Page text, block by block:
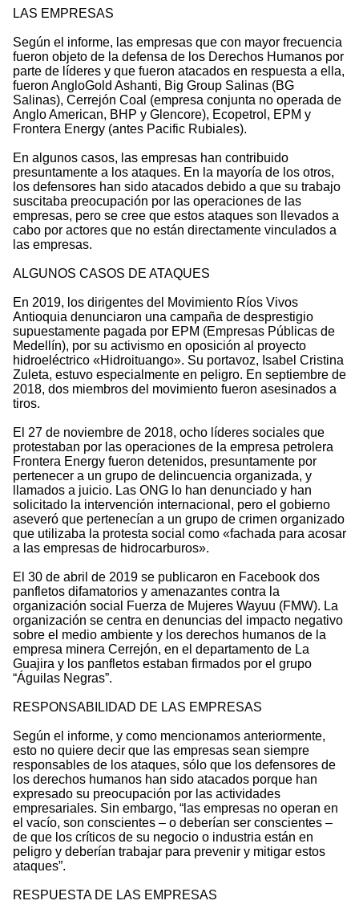
LAS EMPRESAS
Según el informe, las empresas que con mayor frecuencia
fueron objeto de la defensa de los Derechos Humanos por
parte de líderes y que fueron atacados en respuesta a ella,
fueron AngloGold Ashanti, Big Group Salinas (BG
Salinas), Cerrejón Coal (empresa conjunta no operada de
Anglo American, BHP y Glencore), Ecopetrol, EPM y
Frontera Energy (antes Pacific Rubiales).
En algunos casos, las empresas han contribuido
presuntamente a los ataques. En la mayoría de los otros,
los defensores han sido atacados debido a que su trabajo
suscitaba preocupación por las operaciones de las
empresas, pero se cree que estos ataques son llevados a
cabo por actores que no están directamente vinculados a
las empresas.
ALGUNOS CASOS DE ATAQUES
En 2019, los dirigentes del Movimiento Ríos Vivos
Antioquia denunciaron una campaña de desprestigio
supuestamente pagada por EPM (Empresas Públicas de
Medellín), por su activismo en oposición al proyecto
hidroeléctrico «Hidroituango». Su portavoz, Isabel Cristina
Zuleta, estuvo especialmente en peligro. En septiembre de
2018, dos miembros del movimiento fueron asesinados a
tiros.
El 27 de noviembre de 2018, ocho líderes sociales que
protestaban por las operaciones de la empresa petrolera
Frontera Energy fueron detenidos, presuntamente por
pertenecer a un grupo de delincuencia organizada, y
llamados a juicio. Las ONG lo han denunciado y han
solicitado la intervención internacional, pero el gobierno
aseveró que pertenecían a un grupo de crimen organizado
que utilizaba la protesta social como «fachada para acosar
a las empresas de hidrocarburos».
El 30 de abril de 2019 se publicaron en Facebook dos
panfletos difamatorios y amenazantes contra la
organización social Fuerza de Mujeres Wayuu (FMW). La
organización se centra en denuncias del impacto negativo
sobre el medio ambiente y los derechos humanos de la
empresa minera Cerrejón, en el departamento de La
Guajira y los panfletos estaban firmados por el grupo
“Águilas Negras”.
RESPONSABILIDAD DE LAS EMPRESAS
Según el informe, y como mencionamos anteriormente,
esto no quiere decir que las empresas sean siempre
responsables de los ataques, sólo que los defensores de
los derechos humanos han sido atacados porque han
expresado su preocupación por las actividades
empresariales. Sin embargo, “las empresas no operan en
el vacío, son conscientes – o deberían ser conscientes –
de que los críticos de su negocio o industria están en
peligro y deberían trabajar para prevenir y mitigar estos
ataques”.
RESPUESTA DE LAS EMPRESAS